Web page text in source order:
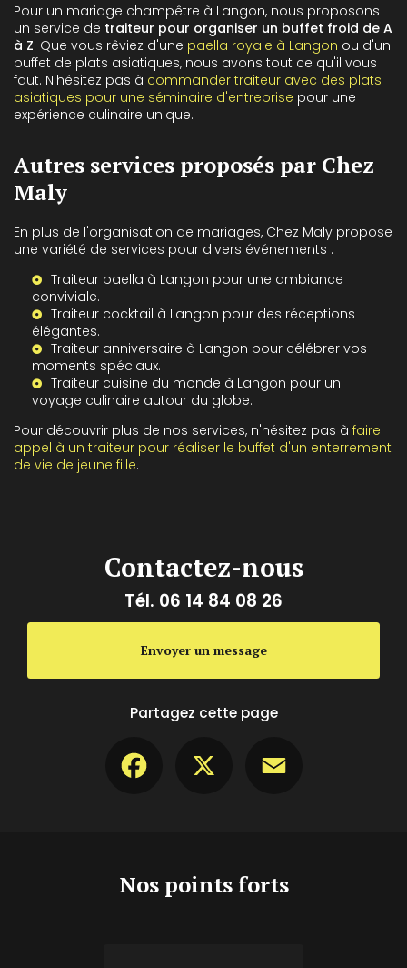
Pour un mariage champêtre à Langon, nous proposons
un service de traiteur pour organiser un buffet froid de A
à Z. Que vous rêviez d'une paella royale à Langon ou d'un
buffet de plats asiatiques, nous avons tout ce qu'il vous
faut. N'hésitez pas à commander traiteur avec des plats
asiatiques pour une séminaire d'entreprise pour une
expérience culinaire unique.
Autres services proposés par Chez
Maly
En plus de l'organisation de mariages, Chez Maly propose
une variété de services pour divers événements :
Traiteur paella à Langon pour une ambiance
conviviale.
Traiteur cocktail à Langon pour des réceptions
élégantes.
Traiteur anniversaire à Langon pour célébrer vos
moments spéciaux.
Traiteur cuisine du monde à Langon pour un
voyage culinaire autour du globe.
Pour découvrir plus de nos services, n'hésitez pas à faire
appel à un traiteur pour réaliser le buffet d'un enterrement
de vie de jeune fille.
Contactez-nous
Tél. 06 14 84 08 26
Envoyer un message
Partagez cette page
Nos points forts